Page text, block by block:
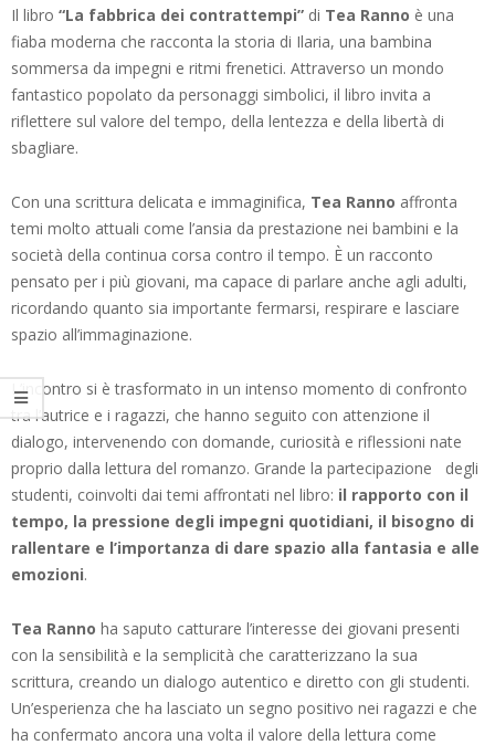
Il libro “La fabbrica dei contrattempi” di Tea Ranno è una
fiaba moderna che racconta la storia di Ilaria, una bambina
sommersa da impegni e ritmi frenetici. Attraverso un mondo
fantastico popolato da personaggi simbolici, il libro invita a
riflettere sul valore del tempo, della lentezza e della libertà di
sbagliare.
Con una scrittura delicata e immaginifica, Tea Ranno affronta
temi molto attuali come l’ansia da prestazione nei bambini e la
società della continua corsa contro il tempo. È un racconto
pensato per i più giovani, ma capace di parlare anche agli adulti,
ricordando quanto sia importante fermarsi, respirare e lasciare
spazio all’immaginazione.
L’incontro si è trasformato in un intenso momento di confronto
tra l’autrice e i ragazzi, che hanno seguito con attenzione il
dialogo, intervenendo con domande, curiosità e riflessioni nate
proprio dalla lettura del romanzo. Grande la partecipazione degli
studenti, coinvolti dai temi affrontati nel libro: il rapporto con il
tempo, la pressione degli impegni quotidiani, il bisogno di
rallentare e l’importanza di dare spazio alla fantasia e alle
emozioni.
Tea Ranno ha saputo catturare l’interesse dei giovani presenti
con la sensibilità e la semplicità che caratterizzano la sua
scrittura, creando un dialogo autentico e diretto con gli studenti.
Un’esperienza che ha lasciato un segno positivo nei ragazzi e che
ha confermato ancora una volta il valore della lettura come